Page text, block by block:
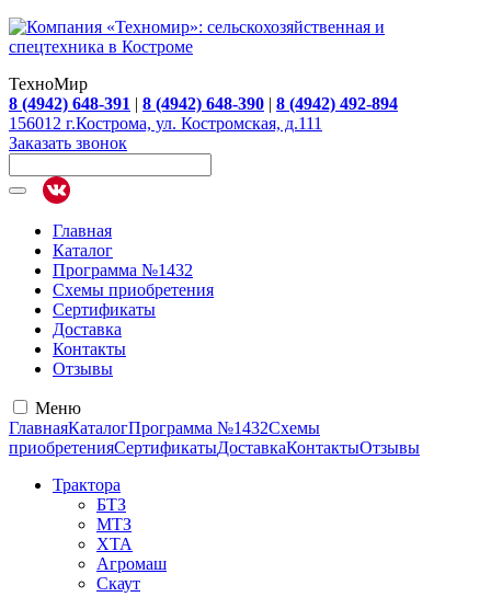
ТехноМир
8 (4942) 648-391 | 8 (4942) 648-390 | 8 (4942) 492-894
156012 г.Кострома, ул. Костромская, д.111
Заказать звонок
Главная
Каталог
Программа №1432
Схемы приобретения
Сертификаты
Доставка
Контакты
Отзывы
Меню
ГлавнаяКаталогПрограмма №1432Схемы
приобретенияСертификатыДоставкаКонтактыОтзывы
Трактора
БТЗ
МТЗ
ХТА
Агромаш
Скаут